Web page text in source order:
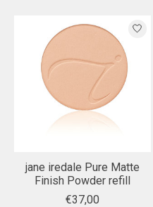
jane iredale Pure Matte
Finish Powder refill
€37,00